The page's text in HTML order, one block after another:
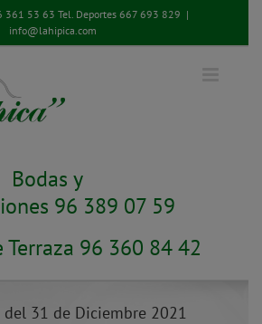
361 53 63 Tel. Deportes 667 693 829 |
info@lahipica.com
Bodas y
96 389 07 59
Terraza 96 360 84 42
del 31 de Diciembre 2021